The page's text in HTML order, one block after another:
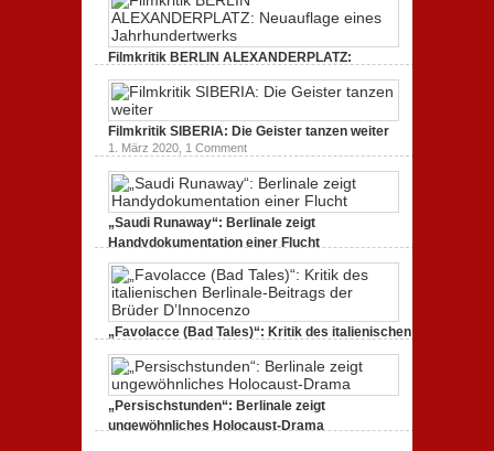
Filmkritik BERLIN ALEXANDERPLATZ:
Neuauflage eines Jahrhundertwerks
1. März 2020,2 Comments
Filmkritik SIBERIA: Die Geister tanzen weiter
1. März 2020, 1 Comment
„Saudi Runaway“: Berlinale zeigt
Handydokumentation einer Flucht
„Favolacce (Bad Tales)“: Kritik des italienischen
Berlinale-Beitrags der Brüder D’Innocenzo
25. Februar 2020,2 Comments
„Persischstunden“: Berlinale zeigt
ungewöhnliches Holocaust-Drama